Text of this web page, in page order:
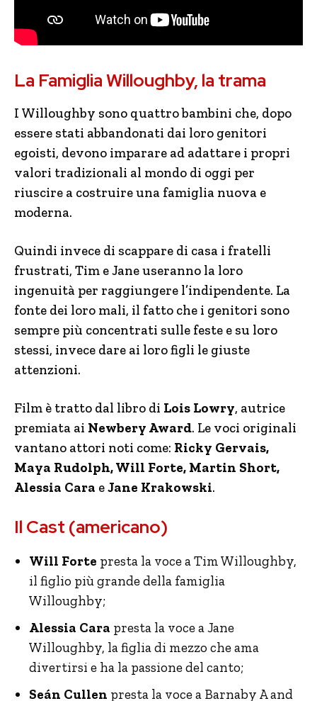
La Famiglia Willoughby, la trama
I Willoughby sono quattro bambini che, dopo
essere stati abbandonati dai loro genitori
egoisti, devono imparare ad adattare i propri
valori tradizionali al mondo di oggi per
riuscire a costruire una famiglia nuova e
moderna.
Quindi invece di scappare di casa i fratelli
frustrati, Tim e Jane useranno la loro
ingenuità per raggiungere l’indipendente. La
fonte dei loro mali, il fatto che i genitori sono
sempre più concentrati sulle feste e su loro
stessi, invece dare ai loro figli le giuste
attenzioni.
Film è tratto dal libro di Lois Lowry, autrice
premiata ai Newbery Award. Le voci originali
vantano attori noti come: Ricky Gervais,
Maya Rudolph, Will Forte, Martin Short,
Alessia Cara eJane Krakowski.
Il Cast (americano)
Will Forte presta la voce a Tim Willoughby,
il figlio più grande della famiglia
Willoughby;
Alessia Cara presta la voce a Jane
Willoughby, la figlia di mezzo che ama
divertirsi e ha la passione del canto;
Seán Cullen presta la voce a Barnaby A and